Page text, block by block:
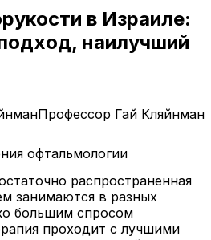
в Израиле:
наилучший
Профессор Гай Кляйнман
офтальмологии
распространенная
занимаются в разных
большим спросом
проходит с лучшими